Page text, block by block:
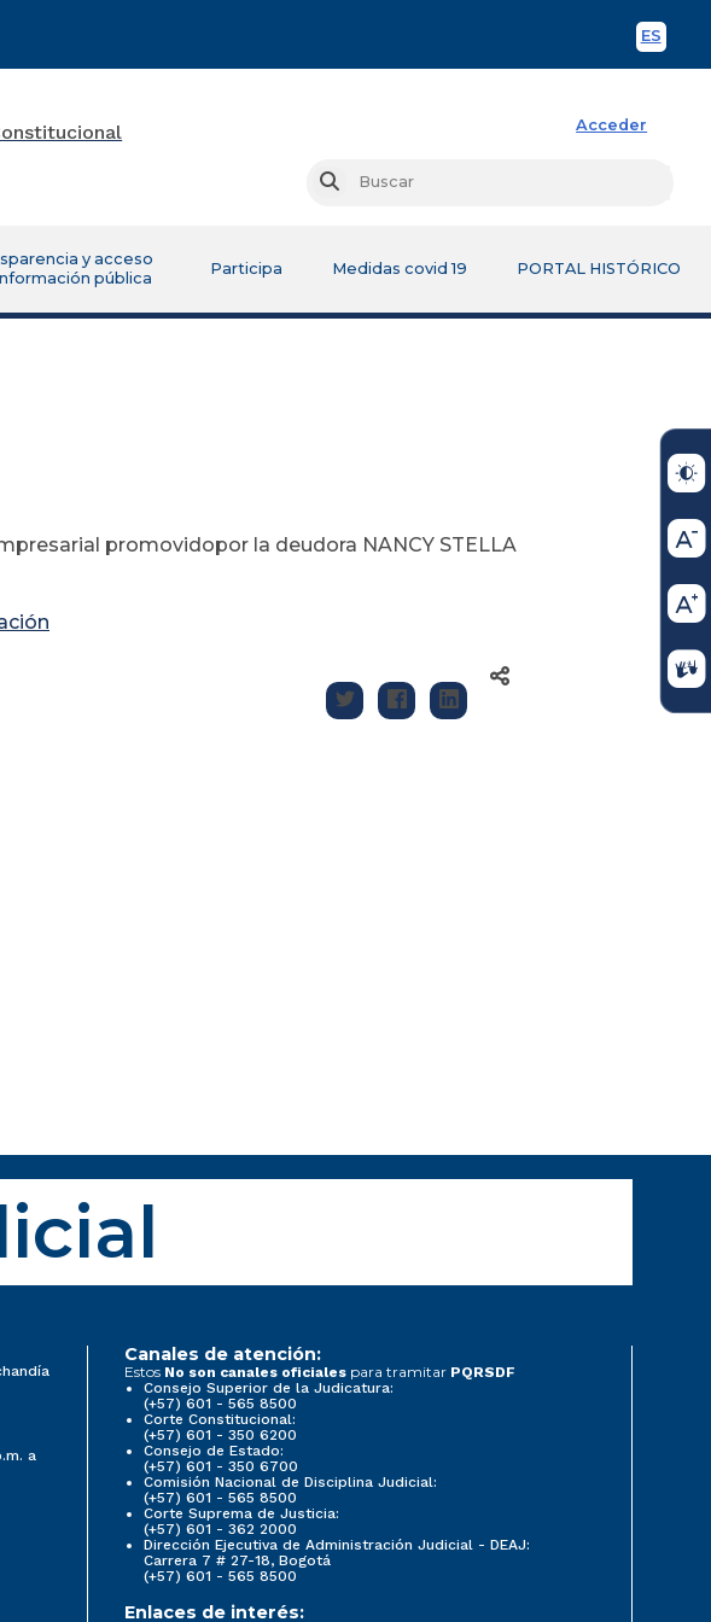
ES
Acceder
Buscar
y acceso
pública
Participa Medidas covid 19 PORTAL HISTÓRICO
promovidopor la deudora NANCY STELLA
a
Canales de atención:
Estos No son canales oficiales para tramitar PQRSDF
Consejo Superior de la Judicatura:
(+57) 601 - 565 8500
Corte Constitucional:
(+57) 601 - 350 6200
Consejo de Estado:
(+57) 601 - 350 6700
Comisión Nacional de Disciplina Judicial:
(+57) 601 - 565 8500
Corte Suprema de Justicia:
(+57) 601 - 362 2000
Dirección Ejecutiva de Administración Judicial - DEAJ:
Carrera 7 # 27-18, Bogotá
(+57) 601 - 565 8500
Enlaces de interés: